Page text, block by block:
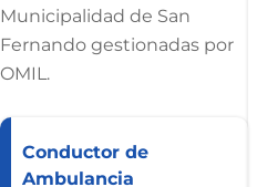
Municipalidad de San
Fernando gestionadas por
OMIL.
Conductor de
Ambulancia